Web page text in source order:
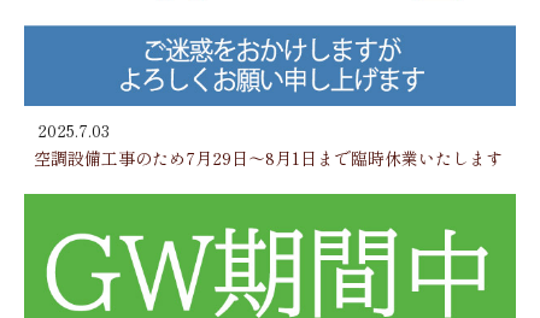
2025.7.03
空調設備工事のため7月29日～8月1日まで臨時休業いたします